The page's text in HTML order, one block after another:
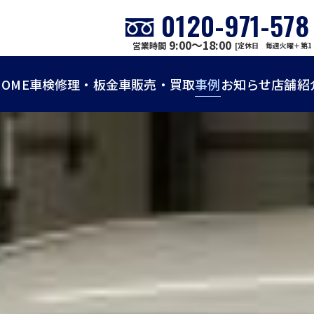
0120-971-578
営業時間 9:00～18:00 [定休日 毎週火曜＋第1
車検修理・板金車販売・買取事例お知らせ店舗紹